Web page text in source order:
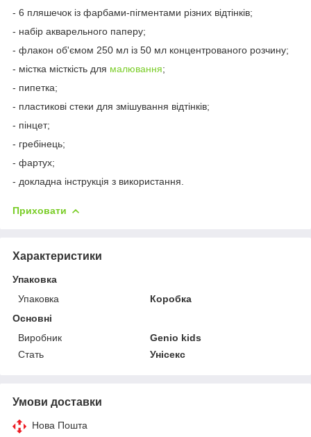
- 6 пляшечок із фарбами-пігментами різних відтінків;
- набір акварельного паперу;
- флакон об'ємом 250 мл із 50 мл концентрованого розчину;
- містка місткість для малювання;
- пипетка;
- пластикові стеки для змішування відтінків;
- пінцет;
- гребінець;
- фартух;
- докладна інструкція з використання.
Приховати
Характеристики
Упаковка
Упаковка
Коробка
Основні
Виробник
Genio kids
Стать
Унісекс
Умови доставки
Нова Пошта